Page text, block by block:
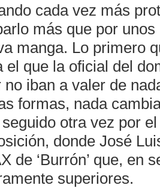
cada vez más
más que por
manga. Lo primero
el que la oficial del
iban a valer de
formas, nada
otra vez por
donde José
de ‘Burrón’ que, en
superiores.